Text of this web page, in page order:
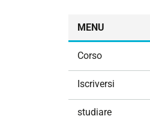
MENU
Corso
Iscriversi
studiare